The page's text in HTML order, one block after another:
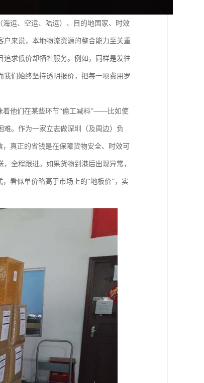
运、空运、陆运）、目的地国家、时效
来说，本地物流资源的整合能力至关重
求低价却牺牲服务。例如，同样是发往
们始终坚持透明报价，把每一项费用罗
着他们在某些环节“偷工减料”——比如使
。作为一家立志做深圳（及周边）负
真正的省钱是在保障货物安全、时效可
全程跟进。如果货物到港后出现异常，
看似单价略高于市场上的“地板价”，实